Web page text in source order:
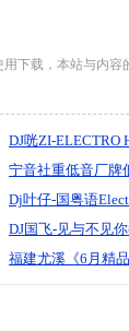
下载，本站与内
DJ咣ZI-ELECTRO
REMIX(灵感之作)
宁音社重低音厂牌
溯柏林音乐节主阵
装备集体自爆-DJ
Dj叶仔-国粤语
热播那一刻不要忘
你慢摇串烧
DJ国飞-见与不见
心里vs我给你最后
福建尤溪《6月精